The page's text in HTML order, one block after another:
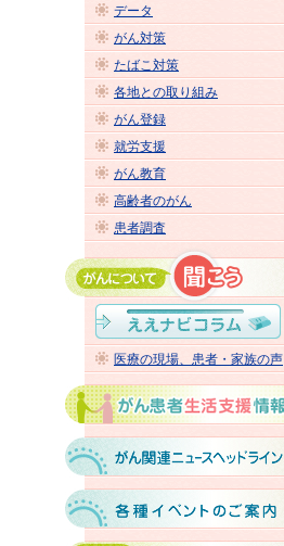
データ
がん対策
たばこ対策
各地との取り組み
がん登録
就労支援
がん教育
高齢者のがん
患者調査
医療の現場、患者・家族の声